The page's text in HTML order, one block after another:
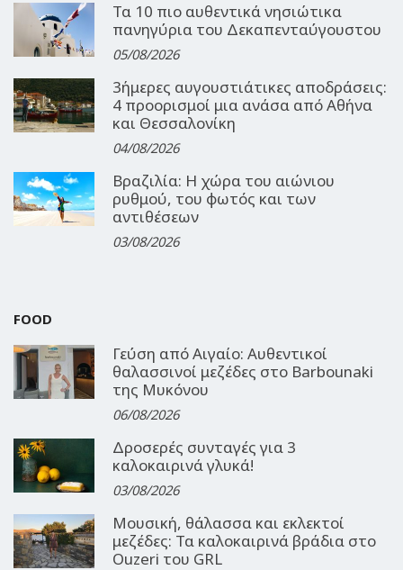
Τα 10 πιο αυθεντικά νησιώτικα
πανηγύρια του Δεκαπενταύγουστου
05/08/2026
3ήμερες αυγουστιάτικες αποδράσεις:
4 προορισμοί μια ανάσα από Αθήνα
και Θεσσαλονίκη
04/08/2026
Βραζιλία: Η χώρα του αιώνιου
ρυθμού, του φωτός και των
αντιθέσεων
03/08/2026
FOOD
Γεύση από Αιγαίο: Αυθεντικοί
θαλασσινοί μεζέδες στο Barbounaki
της Μυκόνου
06/08/2026
Δροσερές συνταγές για 3
καλοκαιρινά γλυκά!
03/08/2026
Μουσική, θάλασσα και εκλεκτοί
μεζέδες: Τα καλοκαιρινά βράδια στο
Ouzeri του GRL